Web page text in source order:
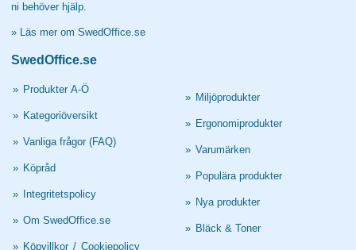
ni behöver hjälp.
» Läs mer om SwedOffice.se
SwedOffice.se
» Produkter A-Ö
» Kategoriöversikt
» Vanliga frågor (FAQ)
» Köpråd
» Integritetspolicy
» Om SwedOffice.se
» Köpvillkor / Cookiepolicy
» Miljöprodukter
» Ergonomiprodukter
» Varumärken
» Populära produkter
» Nya produkter
» Bläck & Toner